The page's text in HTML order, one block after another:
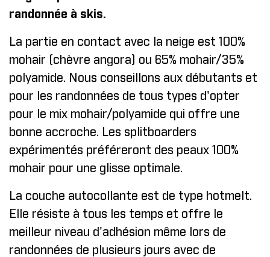
randonnée à skis.
La partie en contact avec la neige est 100%
mohair (chèvre angora) ou 65% mohair/35%
polyamide. Nous conseillons aux débutants et
pour les randonnées de tous types d'opter
pour le mix mohair/polyamide qui offre une
bonne accroche. Les splitboarders
expérimentés préféreront des peaux 100%
mohair pour une glisse optimale.
La couche autocollante est de type hotmelt.
Elle résiste à tous les temps et offre le
meilleur niveau d'adhésion même lors de
randonnées de plusieurs jours avec de